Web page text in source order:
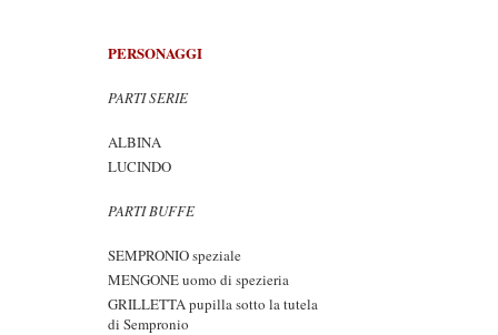
PERSONAGGI
PARTI SERIE
ALBINA
LUCINDO
PARTI BUFFE
SEMPRONIO speziale
MENGONE uomo di spezieria
GRILLETTA pupilla sotto la tutela
di Sempronio